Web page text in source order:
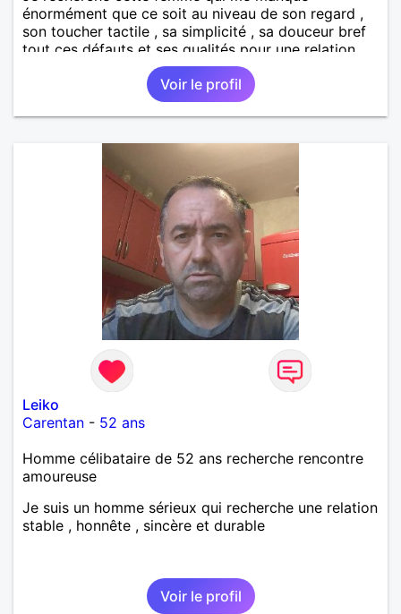
énormément que ce soit au niveau de son regard ,
son toucher tactile , sa simplicité , sa douceur bref
tout ces défauts et ses qualités pour une relation
Voir le profil
Leiko
Carentan - 52 ans
Homme célibataire de 52 ans recherche rencontre
amoureuse
Je suis un homme sérieux qui recherche une relation
stable , honnête , sincère et durable
Voir le profil